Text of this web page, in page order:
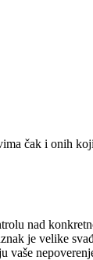
čak i onih
nad
je velike
vaše